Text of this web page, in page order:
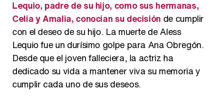
Lequio, padre de su hijo, como sus hermanas,
Celia y Amalia, conocían su decisión de cumplir
con el deseo de su hijo. La muerte de Aless
Lequio fue un durísimo golpe para Ana Obregón.
Desde que el joven falleciera, la actriz ha
dedicado su vida a mantener viva su memoria y
cumplir cada uno de sus deseos.